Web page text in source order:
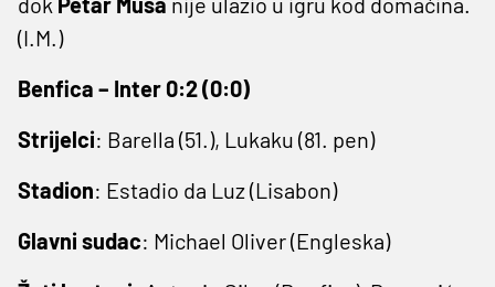
(I.M.)
Benfica – Inter 0:2 (0:0)
Strijelci: Barella (51.), Lukaku (81. pen)
Stadion: Estadio da Luz (Lisabon)
Glavni sudac: Michael Oliver (Engleska)